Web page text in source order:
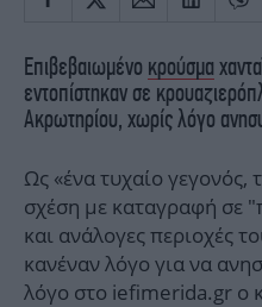
Επιβεβαιωμένο κρούσμα
εντοπίστηκαν σε
Ακρωτηρίου, χωρίς λόγο
Ως «ένα τυχαίο γεγονός,
σχέση με καταγραφή σε
και ανάλογες περιοχές
κανέναν λόγο για να
λόγο στο iefimerida.gr ο